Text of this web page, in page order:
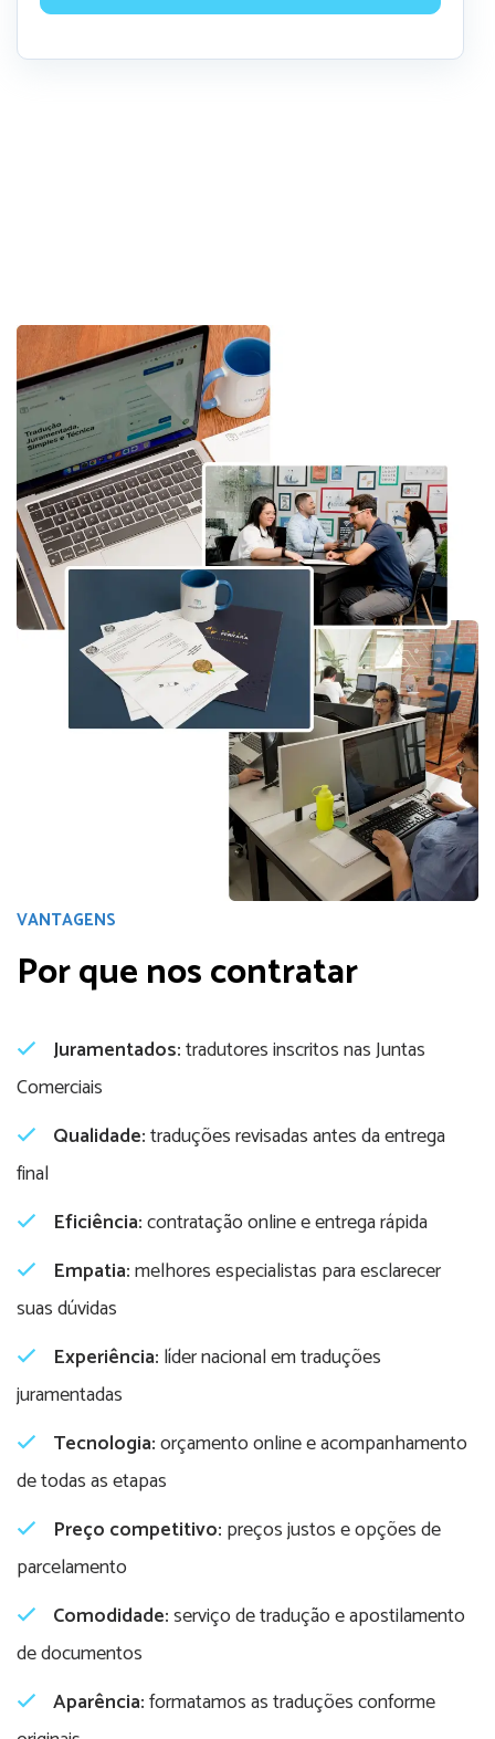
VANTAGENS
Por que nos contratar
Juramentados:tradutores inscritos nas Juntas
Comerciais
Qualidade:traduções revisadas antes da entrega
final
Eficiência:contratação online e entrega rápida
Empatia:melhores especialistas para esclarecer
suas dúvidas
Experiência: líder nacional em traduções
juramentadas
Tecnologia:orçamento online e acompanhamento
de todas as etapas
Preço competitivo: preços justos e opções de
parcelamento
Comodidade:serviço de tradução e apostilamento
de documentos
Aparência:formatamos as traduções conforme